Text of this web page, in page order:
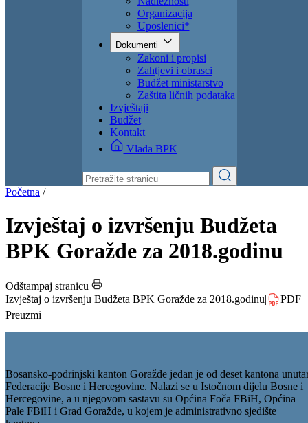
Ministarstvo
Ministar
Nadležnosti
Organizacija
Uposlenici*
Dokumenti
Zakoni i propisi
Zahtjevi i obrasci
Budžet ministarstvo
Zaštita ličnih podataka
Izvještaji
Budžet
Kontakt
Vlada BPK
Početna /
Izvještaj o izvršenju Budžeta
BPK Goražde za 2018.godinu
Izvještaj o izvršenju Budžeta BPK Goražde za 2018.godinu|
PDF